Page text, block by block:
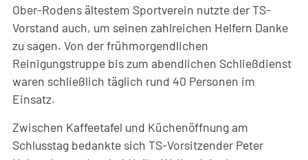
Ober-Rodens ältestem Sportverein nutzte der TS-
Vorstand auch, um seinen zahlreichen Helfern Danke
zu sagen. Von der frühmorgendlichen
Reinigungstruppe bis zum abendlichen Schließdienst
waren schließlich täglich rund 40 Personen im
Einsatz.
Zwischen Kaffeetafel und Küchenöffnung am
Schlusstag bedankte sich TS-Vorsitzender Peter